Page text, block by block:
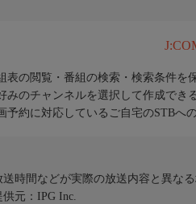
表の閲覧・番組の検索・検索条件を
みのチャンネルを選択して作成でき
予約に対応しているご自宅のSTBへ
時間などが実際の放送内容と異なる
元：IPG Inc.